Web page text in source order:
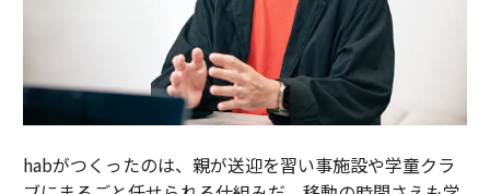
habがつくったのは、親が送迎を習い事施設や学童クラ